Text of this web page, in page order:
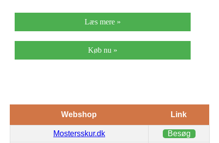
Læs mere »
Køb nu »
Webshop Link
Mostersskur.dk Besøg